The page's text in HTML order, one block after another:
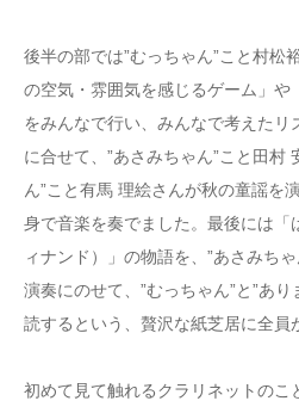
後半の部では”むっちゃん”こと村松
の空気・雰囲気を感じるゲーム」や
をみんなで行い、みんなで考えたリ
に合せて、”あさみちゃん”こと田村
ん”こと有馬 理絵さんが秋の童謡を
身で音楽を奏でました。最後には「
ィナンド）」の物語を、”あさみち
演奏にのせて、”むっちゃん”と”あ
読するという、贅沢な紙芝居に全員
初めて見て触れるクラリネットのこ